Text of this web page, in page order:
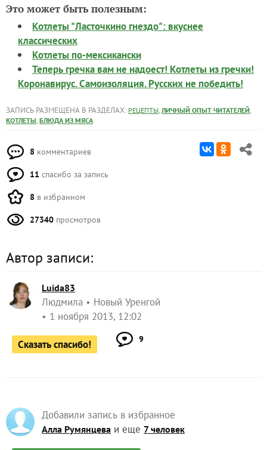
Это может быть полезным:
Котлеты "Ласточкино гнездо": вкуснее
классических
Котлеты по-мексикански
Теперь гречка вам не надоест! Котлеты из гречки!
Коронавирус. Самоизоляция. Русских не победить!
ЗАПИСЬ РАЗМЕЩЕНА В РАЗДЕЛАХ: РЕЦЕПТЫ, ЛИЧНЫЙ ОПЫТ ЧИТАТЕЛЕЙ,
КОТЛЕТЫ, БЛЮДА ИЗ МЯСА
8 комментариев
11 спасибо за запись
8 в избранном
27340 просмотров
Автор записи:
Luida83
Людмила
Новый Уренгой
1 ноября 2013, 12:02
Сказать спасибо! 9
Добавили запись в избранное
Алла Румянцева и еще 7 человек